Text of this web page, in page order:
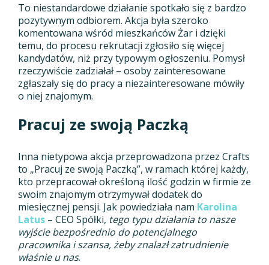
To niestandardowe działanie spotkało się z bardzo
pozytywnym odbiorem. Akcja była szeroko
komentowana wśród mieszkańców Żar i dzięki
temu, do procesu rekrutacji zgłosiło się więcej
kandydatów, niż przy typowym ogłoszeniu. Pomysł
rzeczywiście zadziałał – osoby zainteresowane
zgłaszały się do pracy a niezainteresowane mówiły
o niej znajomym.
Pracuj ze swoją Paczką
Inna nietypowa akcja przeprowadzona przez Crafts
to „Pracuj ze swoją Paczką”, w ramach której każdy,
kto przepracował określoną ilość godzin w firmie ze
swoim znajomym otrzymywał dodatek do
miesięcznej pensji. Jak powiedziała nam Karolina
Latus – CEO Spółki, tego typu działania to nasze
wyjście bezpośrednio do potencjalnego
pracownika i szansa, żeby znalazł zatrudnienie
właśnie u nas.